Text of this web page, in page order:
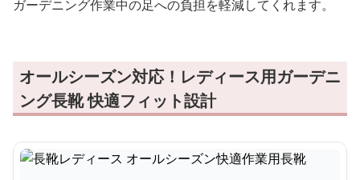
ガーデニング作業中の足への負担を軽減してくれます。
オールシーズン対応！レディース用ガーデニ
ング長靴 快適フィット設計